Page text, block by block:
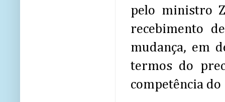
pelo ministro
recebimento
mudança, em
termos do
competência do